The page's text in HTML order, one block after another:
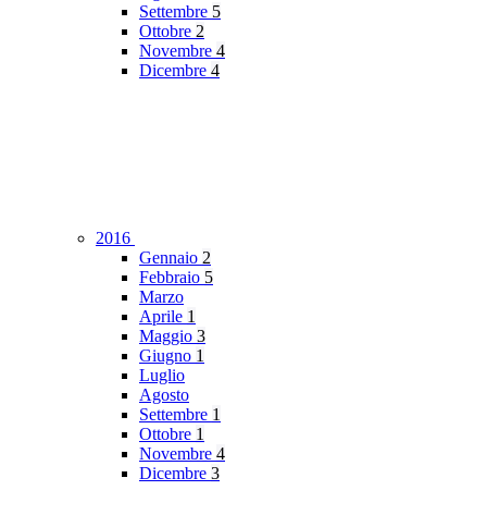
Settembre 5
Ottobre 2
Novembre 4
Dicembre 4
2016
Gennaio 2
Febbraio 5
Marzo
Aprile 1
Maggio 3
Giugno 1
Luglio
Agosto
Settembre 1
Ottobre 1
Novembre 4
Dicembre 3